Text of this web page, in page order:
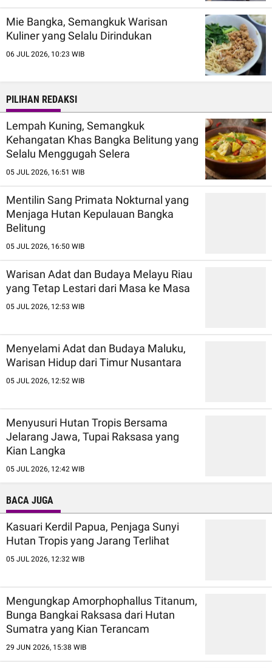
Mie Bangka, Semangkuk Warisan
Kuliner yang Selalu Dirindukan
06 JUL 2026, 10:23 WIB
PILIHAN REDAKSI
Lempah Kuning, Semangkuk
Kehangatan Khas Bangka Belitung yang
Selalu Menggugah Selera
05 JUL 2026, 16:51 WIB
Mentilin Sang Primata Nokturnal yang
Menjaga Hutan Kepulauan Bangka
Belitung
05 JUL 2026, 16:50 WIB
Warisan Adat dan Budaya Melayu Riau
yang Tetap Lestari dari Masa ke Masa
05 JUL 2026, 12:53 WIB
Menyelami Adat dan Budaya Maluku,
Warisan Hidup dari Timur Nusantara
05 JUL 2026, 12:52 WIB
Menyusuri Hutan Tropis Bersama
Jelarang Jawa, Tupai Raksasa yang
Kian Langka
05 JUL 2026, 12:42 WIB
BACA JUGA
Kasuari Kerdil Papua, Penjaga Sunyi
Hutan Tropis yang Jarang Terlihat
05 JUL 2026, 12:32 WIB
Mengungkap Amorphophallus Titanum,
Bunga Bangkai Raksasa dari Hutan
Sumatra yang Kian Terancam
29 JUN 2026, 15:38 WIB